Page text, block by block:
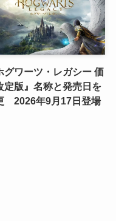
グワーツ・レガシー 価
定版』名称と発売日を
2026年9月17日登場